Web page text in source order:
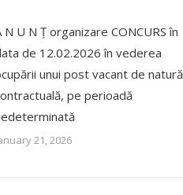
N U N Ț organizare CONCURS în
de 12.02.2026 în vederea
unui post vacant de natură
pe perioadă
21, 2026